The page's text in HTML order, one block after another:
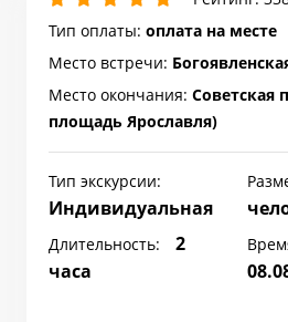
Тип оплаты: оплата на месте
Место встречи:
Место окончания: Советская
площадь Ярославля)
Тип экскурсии:
Индивидуальная
Длительность:
2
часа